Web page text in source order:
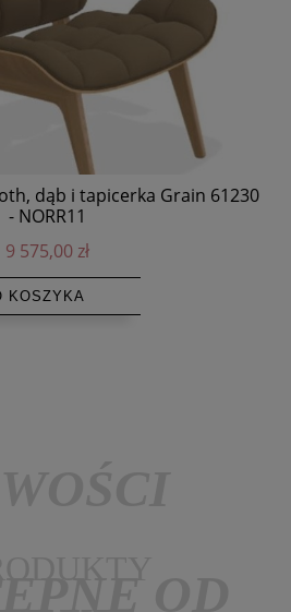
dąb i tapicerka Grain 61230
- NORR11
9 575,00 zł
KOSZYKA